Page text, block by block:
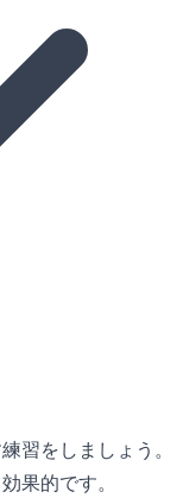
習をしましょう。
果的です。